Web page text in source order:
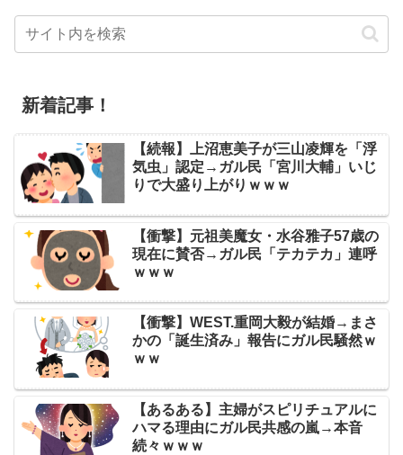
新着記事！
【続報】上沼恵美子が三山凌輝を「浮
気虫」認定→ガル民「宮川大輔」いじ
りで大盛り上がりｗｗｗ
【衝撃】元祖美魔女・水谷雅子57歳の
現在に賛否→ガル民「テカテカ」連呼
ｗｗｗ
【衝撃】WEST.重岡大毅が結婚→まさ
かの「誕生済み」報告にガル民騒然ｗ
ｗｗ
【あるある】主婦がスピリチュアルに
ハマる理由にガル民共感の嵐→本音
続々ｗｗｗ